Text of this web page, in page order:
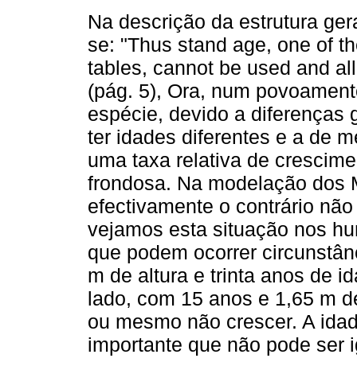
Na descrição da estrutura
se: "Thus stand age, one of
tables, cannot be used and
(pág. 5), Ora, num
espécie, devido a diferenças
ter idades diferentes e a de
uma taxa relativa de
frondosa. Na modelação dos
efectivamente o contrário
vejamos esta situação nos
que podem ocorrer
m de altura e trinta anos de
lado, com 15 anos e 1,65 m
ou mesmo não crescer. A
importante que não pode ser